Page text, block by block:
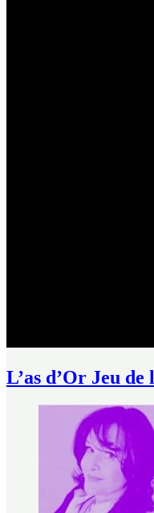
L’as d’Or Jeu de